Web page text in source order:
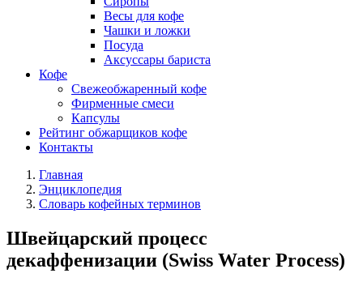
Весы для кофе
Чашки и ложки
Посуда
Аксуссары бариста
Кофе
Свежеобжаренный кофе
Фирменные смеси
Капсулы
Рейтинг обжарщиков кофе
Контакты
Главная
Энциклопедия
Словарь кофейных терминов
Швейцарский процесс
декаффенизации (Swiss Water Process)